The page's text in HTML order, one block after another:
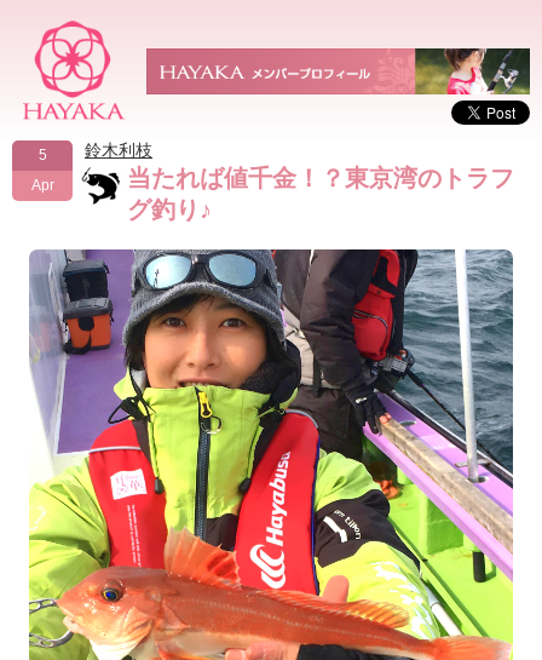
5
Apr
鈴木利枝
当たれば値千金！？東京湾のトラフ
グ釣り♪